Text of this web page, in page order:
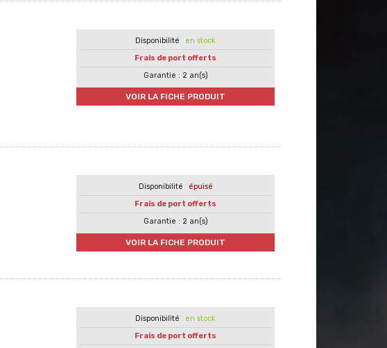
en stock
Frais de port offerts
Garantie : 2 an(s)
VOIR LA FICHE PRODUIT
épuisé
Frais de port offerts
Garantie : 2 an(s)
VOIR LA FICHE PRODUIT
en stock
Frais de port offerts